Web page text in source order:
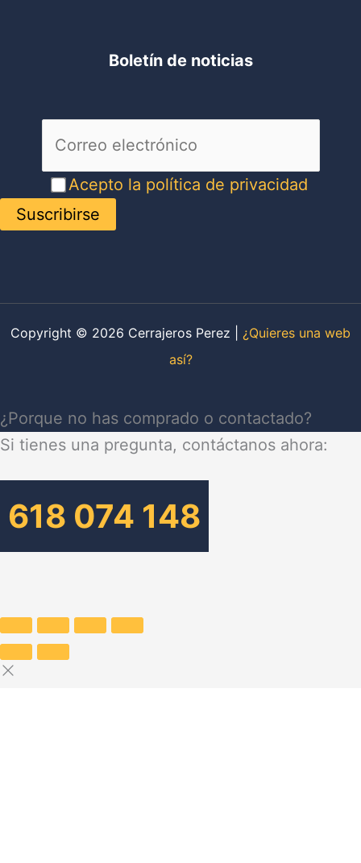
Boletín de noticias
Acepto la política de privacidad
Copyright © 2026 Cerrajeros Perez | ¿Quieres una web
así?
¿Porque no has comprado o contactado?
Si tienes una pregunta, contáctanos ahora:
618 074 148